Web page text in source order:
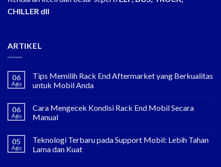
CHILLER dll
ARTIKEL
06
Agu
Tips Memilih Rack End Aftermarket yang Berkualitas
untuk Mobil Anda
06
Agu
Cara Mengecek Kondisi Rack End Mobil Secara
Manual
05
Agu
Teknologi Terbaru pada Support Mobil: Lebih Tahan
Lama dan Kuat